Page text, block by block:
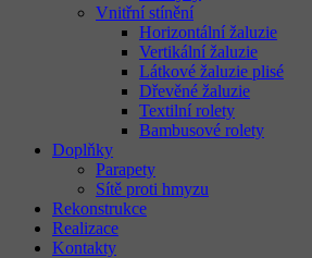
Vnitřní stínění
Horizontální žaluzie
Vertikální žaluzie
Látkové žaluzie plisé
Dřevěné žaluzie
Textilní rolety
Bambusové rolety
Doplňky
Parapety
Sítě proti hmyzu
Rekonstrukce
Realizace
Kontakty